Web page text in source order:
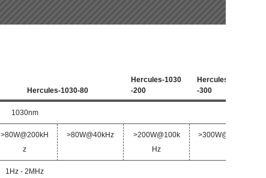
Hercules-1030-80
Hercules-1030
-200
Hercules-1030
-300
1030nm
>80W@200kH
z
>80W@40kHz
>200W@100k
Hz
>300W@1MHz
1Hz - 2MHz